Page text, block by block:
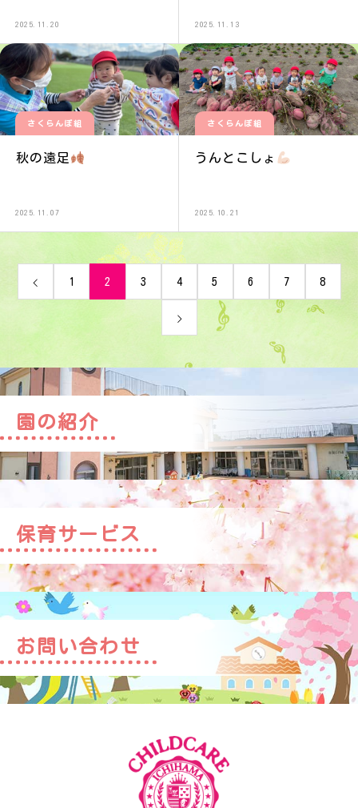
2025.11.20 2025.11.13
さくらんぼ組
秋の遠足
2025.11.07
さくらんぼ組
うんとこしょ
2025.10.21
1 2 3 4 5 6 7 8
園の紹介
保育サービス
お問い合わせ